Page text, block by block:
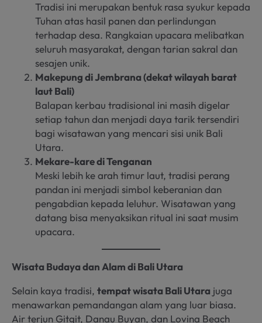
Tradisi ini merupakan bentuk rasa syukur kepada
Tuhan atas hasil panen dan perlindungan
terhadap desa. Rangkaian upacara melibatkan
seluruh masyarakat, dengan tarian sakral dan
sesajen unik.
Makepung di Jembrana (dekat wilayah barat
laut Bali)
Balapan kerbau tradisional ini masih digelar
setiap tahun dan menjadi daya tarik tersendiri
bagi wisatawan yang mencari sisi unik Bali
Utara.
Mekare-kare di Tenganan
Meski lebih ke arah timur laut, tradisi perang
pandan ini menjadi simbol keberanian dan
pengabdian kepada leluhur. Wisatawan yang
datang bisa menyaksikan ritual ini saat musim
upacara.
Wisata Budaya dan Alam di Bali Utara
Selain kaya tradisi, tempat wisata Bali Utara juga
menawarkan pemandangan alam yang luar biasa.
Air terjun Gitgit, Danau Buyan, dan Lovina Beach